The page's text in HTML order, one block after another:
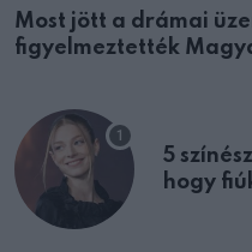
Most jött a drámai
figyelmeztették
5
hogy